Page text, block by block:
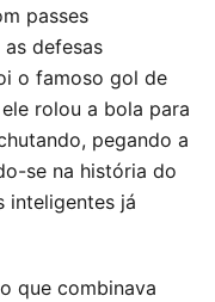
passes
defesas
o famoso gol de
rolou a bola para
pegando a
se na história do
inteligentes já
que combinava